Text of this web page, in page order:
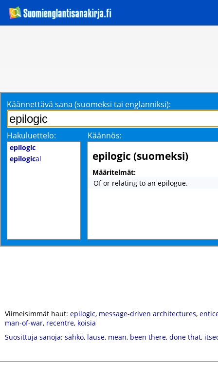
Käännettävä sana (suomeksi tai englanniksi):
Hakuluettelo: Käännös:
epilogic
epilogical epilogic (suomeksi)
Määritelmät:
Of or relating to an epilogue.
Viimeisimmät haut: epilogic, message-driven architectures,
man-of-war, recentre, koisia
Suosittuja sanoja: sähkö, lause, mean, been there, done that,